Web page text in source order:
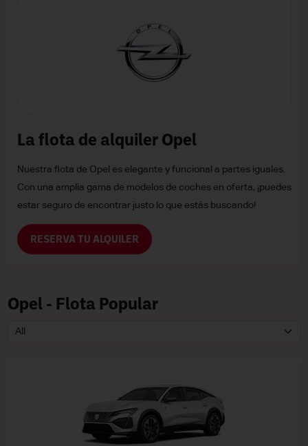
La flota de alquiler Opel
Nuestra flota de Opel es elegante y funcional a partes iguales.
Con una amplia gama de modelos de coches en oferta, ¡puedes
estar seguro de encontrar justo lo que estás buscando!
RESERVA TU ALQUILER
Opel - Flota Popular